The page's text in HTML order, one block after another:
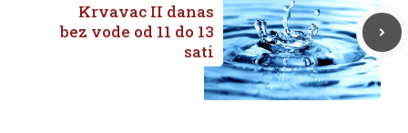
Krvavac II danas
bez vode od 11 do 13
sati